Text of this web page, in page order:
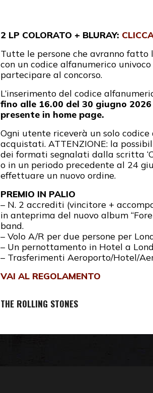
2 LP COLORATO + BLURAY:
Tutte le persone che avranno fatto
con un codice alfanumerico univoco
partecipare al concorso.
L’inserimento del codice
fino alle 16.00 del 30 giugno
presente in home page.
Ogni utente riceverà un solo
acquistati. ATTENZIONE: la
dei formati segnalati dalla scritta
o in un periodo precedente al 24
effettuare un nuovo ordine.
PREMIO IN PALIO
– N. 2 accrediti (vincitore +
in anteprima del nuovo album
band.
– Volo A/R per due persone per
– Un pernottamento in Hotel a
– Trasferimenti Aeroporto/Hotel/
VAI AL REGOLAMENTO
THE ROLLING STONES